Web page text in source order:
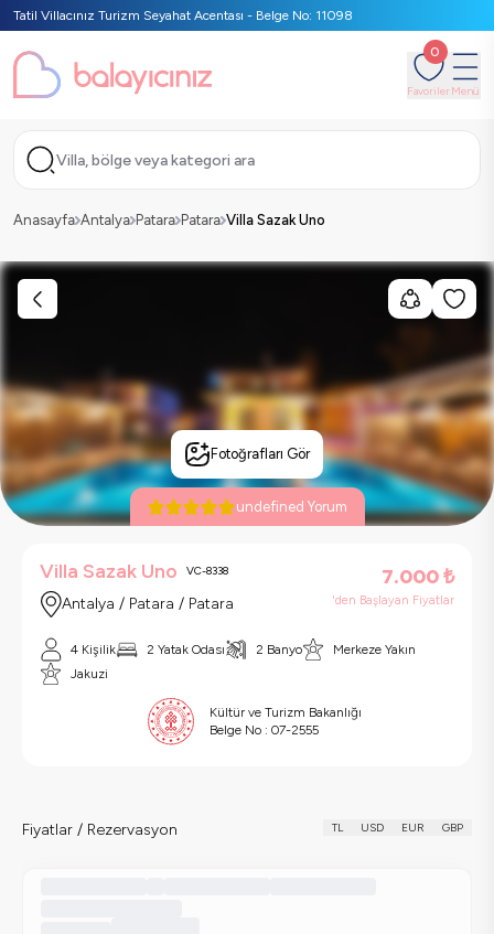
Tatil Villacınız Turizm Seyahat Acentası - Belge No: 11098
0
FavorilerMenü
Villa, bölge veya kategori ara
Anasayfa Antalya Patara Patara Villa Sazak Uno
Fotoğrafları Gör
undefined Yorum
Villa Sazak Uno VC-8338
Antalya / Patara / Patara
7.000₺
'den Başlayan Fiyatlar
4 Kişilik 2 Yatak Odası 2 Banyo
Merkeze Yakın
Jakuzi
Kültür ve Turizm Bakanlığı
Belge No : 07-2555
Fiyatlar / Rezervasyon TL USD EUR GBP